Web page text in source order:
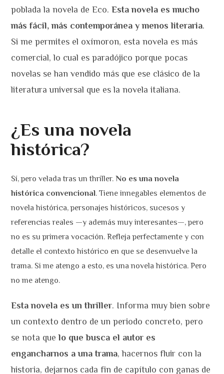
poblada la novela de Eco.Esta novela es mucho
más fácil, más contemporánea y menos literaria.
Si me permites el oxímoron, esta novela es más
comercial, lo cual es paradójico porque pocas
novelas se han vendido más que ese clásico de la
literatura universal que es la novela italiana.
¿Es una novela
histórica?
Sí, pero velada tras un thriller.No es una novela
histórica convencional. Tiene innegables elementos de
novela histórica, personajes históricos, sucesos y
referencias reales —y además muy interesantes—, pero
no es su primera vocación. Refleja perfectamente y con
detalle el contexto histórico en que se desenvuelve la
trama. Si me atengo a esto, es una novela histórica. Pero
no me atengo.
Esta novela es un thriller. Informa muy bien sobre
un contexto dentro de un periodo concreto, pero
se nota quelo que busca el autor es
engancharnos a una trama, hacernos fluir con la
historia, dejarnos cada fin de capítulo con ganas de